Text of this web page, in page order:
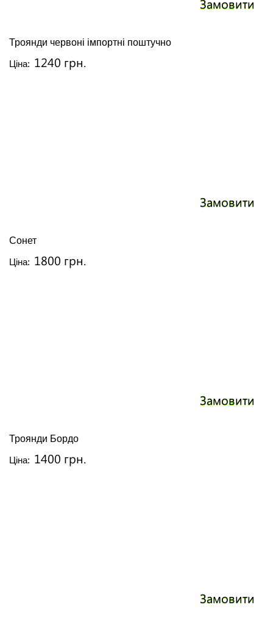
Замовити
Троянди червоні імпортні поштучно
Ціна: 1240 грн.
Замовити
Сонет
Ціна: 1800 грн.
Замовити
Троянди Бордо
Ціна: 1400 грн.
Замовити